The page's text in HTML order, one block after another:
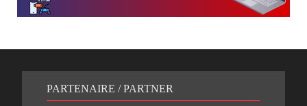
PARTENAIRE / PARTNER